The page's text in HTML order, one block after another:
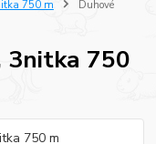
750 m
Duhové
3nitka 750